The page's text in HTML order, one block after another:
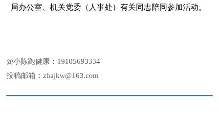
局办公室、机关党委（人事处）有关同志陪同参加活动。
@小陈跑健康：19105693334
投稿邮箱：zhajkw@163.com